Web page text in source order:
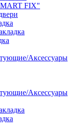
FIX"
Аксессуары
Аксессуары